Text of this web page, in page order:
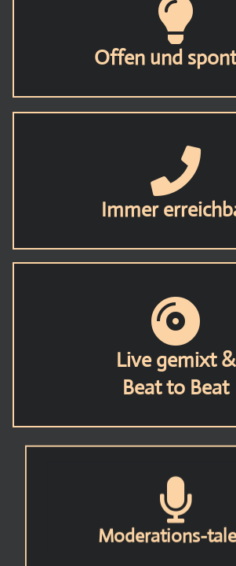
Offen und
Immer
Live gemixt &
Beat to Beat
Moderations-